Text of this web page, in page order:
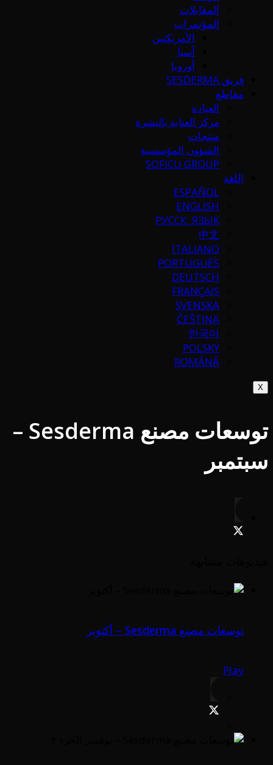
المقابلات
المؤتمرات
الأمريكتين
آسيا
أوروبا
فريق SESDERMA
مقاطع
العيادة
مركز العناية بالبشرة
منتجات
الشؤون المؤسسية
SOFICU GROUP
اللغة
ESPAÑOL
ENGLISH
РУССК. ЯЗЫК
中文
ITALIANO
PORTUGUÉS
DEUTSCH
FRANÇAIS
SVENSKA
ČEŠTINA
한국어
POLSKY
ROMÂNĂ
X
توسعات مصنع Sesderma –
سبتمبر
توسعات مصنع Sesderma – أكتوبر
Play